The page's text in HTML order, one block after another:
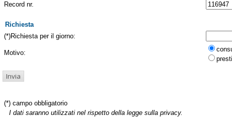
Record nr.
Richiesta
(*)Richiesta per il giorno:
Motivo:
(*) campo obbligatorio
I dati saranno utilizzati nel rispetto della legge sulla privacy.